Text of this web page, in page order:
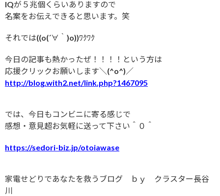
IQが５兆個くらいありますので
名案をお伝えできると思います。笑
それでは((o(´∀｀)o))ﾜｸﾜｸ
今日の記事も熱かったぜ！！！！という方は
応援クリックお願いします＼(^o^)／
http://blog.with2.net/link.php?1467095
では、今日もコンビニに寄る感じで
感想・意見超お気軽に送って下さい＾０＾
https://sedori-biz.jp/otoiawase
家電せどりであなたを救うブログ ｂｙ クラスター長谷
川